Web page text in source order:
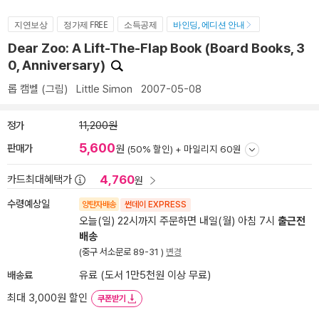
지연보상 정가제 FREE 소득공제 바인딩, 에디션 안내
Dear Zoo: A Lift-The-Flap Book (Board Books, 3
0, Anniversary)
롭 캠벨 (그림) Little Simon 2007-05-08
정가 11,200원
판매가 5,600원 (50% 할인) + 마일리지 60원
카드최대혜택가 4,760원
수령예상일 양탄자배송 썬데이 EXPRESS
오늘(일) 22시까지 주문하면 내일(월) 아침 7시 출근전
배송
(중구 서소문로 89-31 ) 변경
배송료
유료 (도서 1만5천원 이상 무료)
최대 3,000원 할인
쿠폰받기